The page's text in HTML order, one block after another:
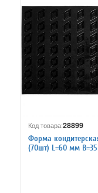
Код товара:28899
Форма
(70шт) L=60 мм